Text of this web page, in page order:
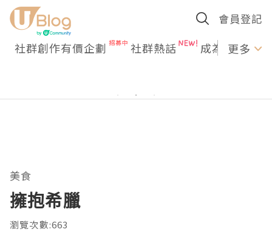
會員登記
社群創作有價企劃 社群熱話 成為U更多
美食
擁抱希臘
瀏覽次數:663